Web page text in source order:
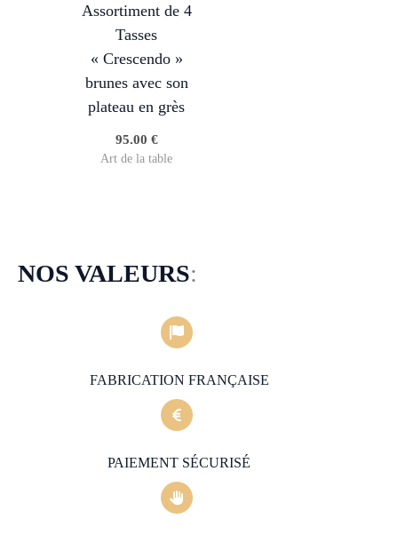
Assortiment de 4
Tasses
« Crescendo »
brunes avec son
plateau en grès
95.00 €
Art de la table
NOS VALEURS:
FABRICATION FRANÇAISE
PAIEMENT SÉCURISÉ